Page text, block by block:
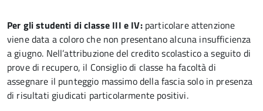
Per gli studenti di classe III e IV: particolare attenzione
viene data a coloro che non presentano alcuna insufficienza
a giugno. Nell’attribuzione del credito scolastico a seguito di
prove di recupero, il Consiglio di classe ha facoltà di
assegnare il punteggio massimo della fascia solo in presenza
di risultati giudicati particolarmente positivi.